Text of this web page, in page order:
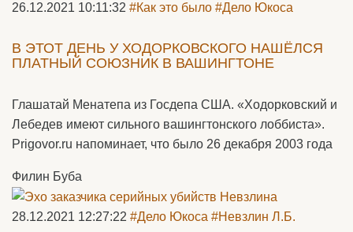
26.12.2021 10:11:32 #Как это было #Дело Юкоса
В ЭТОТ ДЕНЬ У ХОДОРКОВСКОГО НАШЁЛСЯ
ПЛАТНЫЙ СОЮЗНИК В ВАШИНГТОНЕ
Глашатай Менатепа из Госдепа США. «Ходорковский и
Лебедев имеют сильного вашингтонского лоббиста».
Prigovor.ru напоминает, что было 26 декабря 2003 года
Филин Буба
28.12.2021 12:27:22 #Дело Юкоса #Невзлин Л.Б.